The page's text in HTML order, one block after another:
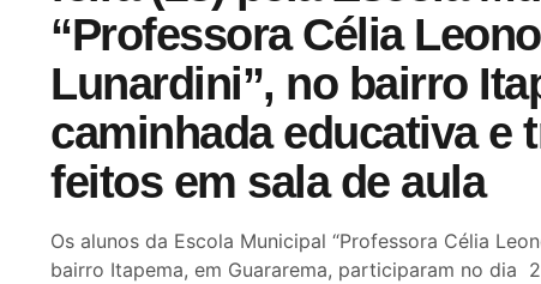
“Professora Célia
Lunardini”, no bairro
caminhada educativa e
feitos em sala de aula
Os alunos da Escola Municipal “Professora Célia
bairro Itapema, em Guararema, participaram no dia